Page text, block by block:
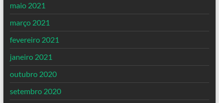
maio 2021
março 2021
fevereiro 2021
janeiro 2021
outubro 2020
setembro 2020